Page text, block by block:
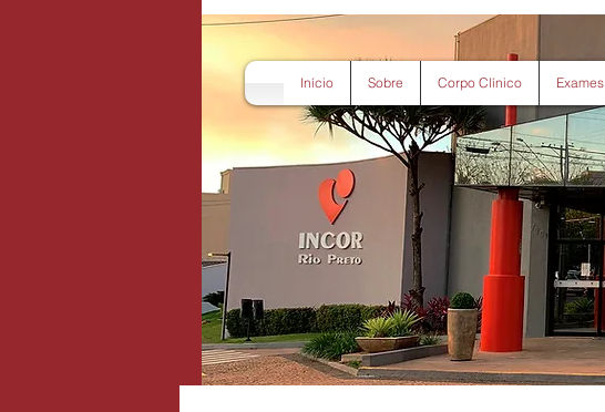
Início Sobre Corpo Clínico Exames